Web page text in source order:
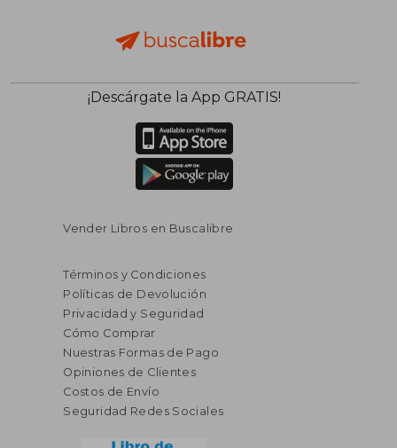
¡Descárgate la App GRATIS!
Vender Libros en Buscalibre
Términos y Condiciones
Políticas de Devolución
Privacidad y Seguridad
Cómo Comprar
Nuestras Formas de Pago
Opiniones de Clientes
Costos de Envío
Seguridad Redes Sociales